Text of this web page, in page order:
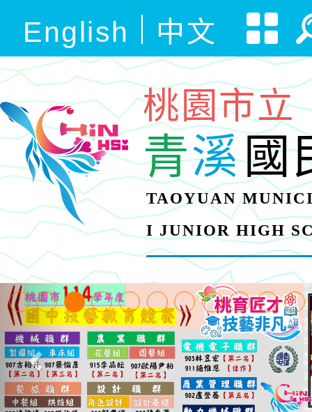
English 中文
桃園市立
青溪國
TAOYUAN
I JUNIOR HIGH
【甄選結果(第4招)】